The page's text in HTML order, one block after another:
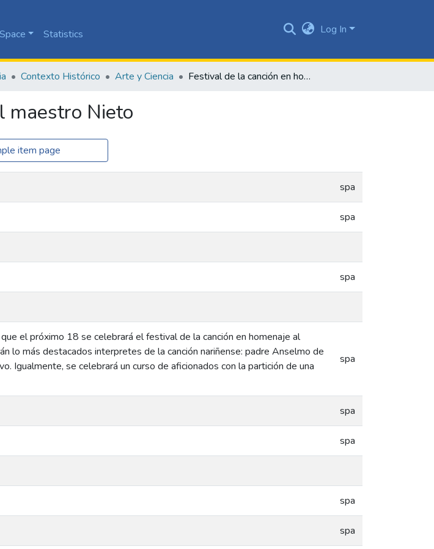
Statistics Log In
Contexto Histórico Arte y Ciencia Festival de la canción en homenaje al maestro Nieto
maestro Nieto
item page
spa
spa
spa
el próximo 18 se celebrará el festival de la canción en homenaje al
lo más destacados interpretes de la canción nariñense: padre Anselmo de
Igualmente, se celebrará un curso de aficionados con la partición de una
spa
spa
spa
spa
spa